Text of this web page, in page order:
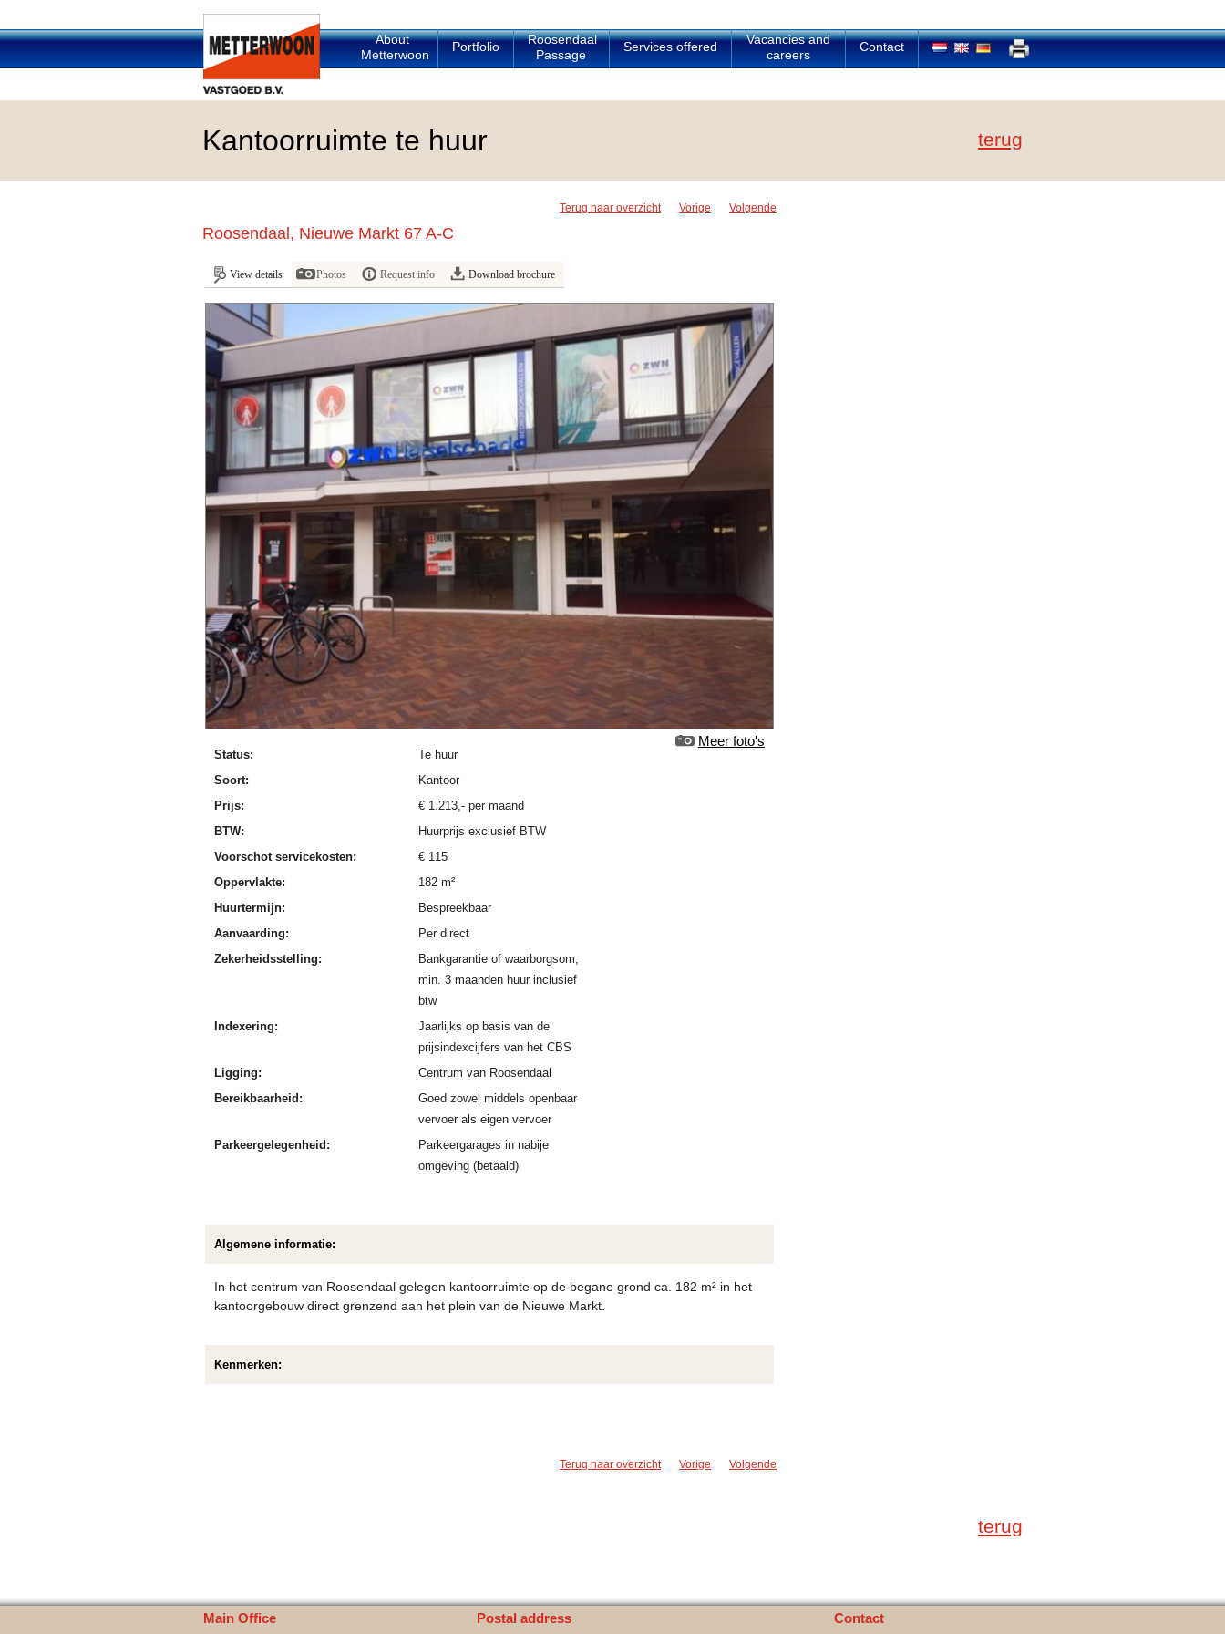
About
Metterwoon
Portfolio
Roosendaal
Passage
Services offered
Vacancies and
careers
Contact
Kantoorruimte te huur terug
Terug naar overzicht Vorige Volgende
Roosendaal, Nieuwe Markt 67 A-C
View details Photos Request info Download brochure
Meer foto's
Status:
Te huur
Soort:
Kantoor
Prijs:
€ 1.213,- per maand
BTW:
Huurprijs exclusief BTW
Voorschot servicekosten:
€ 115
Oppervlakte:
182 m²
Huurtermijn:
Bespreekbaar
Aanvaarding:
Per direct
Zekerheidsstelling:
Bankgarantie of waarborgsom,
min. 3 maanden huur inclusief
btw
Indexering:
Jaarlijks op basis van de
prijsindexcijfers van het CBS
Ligging:
Centrum van Roosendaal
Bereikbaarheid:
Goed zowel middels openbaar
vervoer als eigen vervoer
Parkeergelegenheid:
Parkeergarages in nabije
omgeving (betaald)
Algemene informatie:
In het centrum van Roosendaal gelegen kantoorruimte op de begane grond ca. 182 m² in het
kantoorgebouw direct grenzend aan het plein van de Nieuwe Markt.
Kenmerken:
Terug naar overzicht Vorige Volgende
terug
Main Office Postal address Contact